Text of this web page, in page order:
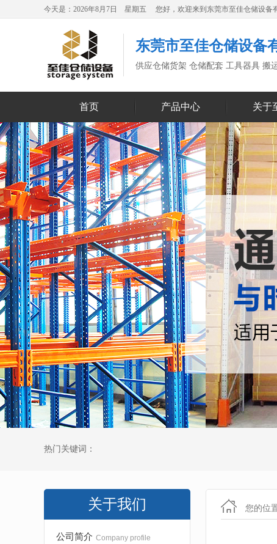
今天是：2026年8月7日 星期五 您好，欢迎来到东莞市至佳仓储设备
东莞市至佳仓储设备
供应仓储货架 仓储配套 工具器具 搬
首页 产品中心 关于
热门关键词：
关于我们
公司简介 Company profile
您的位